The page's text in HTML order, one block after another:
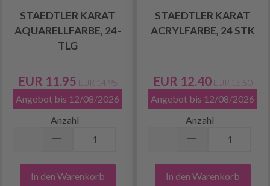
STAEDTLER KARAT
AQUARELLFARBE, 24-
TLG
EUR 11.95 EUR 14.95
Angebot bis 12/08/2026
Anzahl
In den Warenkorb
STAEDTLER KARAT
ACRYLFARBE, 24 STK
EUR 12.40 EUR 15.50
Angebot bis 12/08/2026
Anzahl
In den Warenkorb